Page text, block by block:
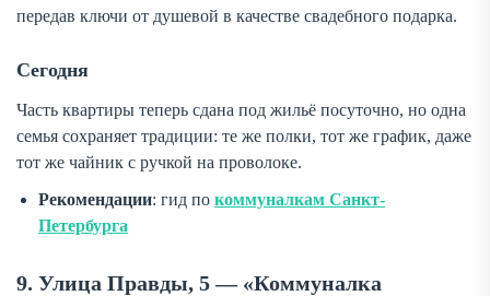
передав ключи от душевой в качестве свадебного подарка.
Сегодня
Часть квартиры теперь сдана под жильё посуточно, но одна
семья сохраняет традиции: те же полки, тот же график, даже
тот же чайник с ручкой на проволоке.
Рекомендации: гид по коммуналкам Санкт-
Петербурга
9. Улица Правды, 5 — «Коммуналка